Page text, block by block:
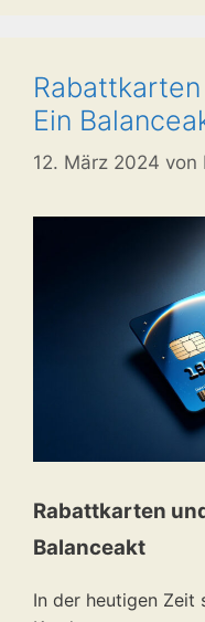
Ein
12. März 2024 von
Rabattkarten
Balanceakt
In der heutigen Zeit